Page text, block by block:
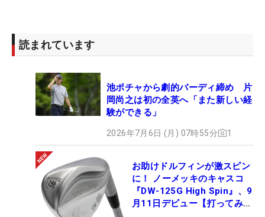
読まれています
池ポチャから劇的バーディ締め 片
岡尚之は初の全英へ「また新しい経
験ができる」
2026年7月6日 (月) 07時55分 1
お助けドルフィンが激スピン
に！ ノーメッキのキャスコ
『DW-125G High Spin』、9
月11日デビュー【打ってみ